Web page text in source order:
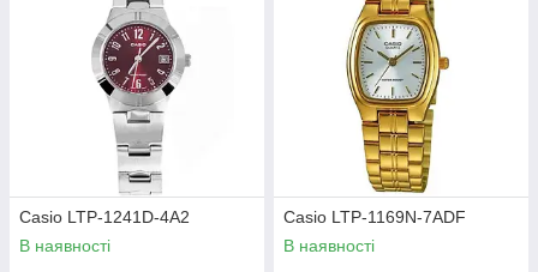
Casio LTP-1241D-4A2
В наявності
Casio LTP-1169N-7ADF
В наявності